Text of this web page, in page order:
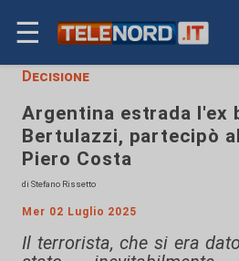
☰
Decisione
Argentina estrada l'ex
Bertulazzi, partecipò
Piero Costa
di Stefano Rissetto
Mer 02 Luglio 2025
Il terrorista, che si era